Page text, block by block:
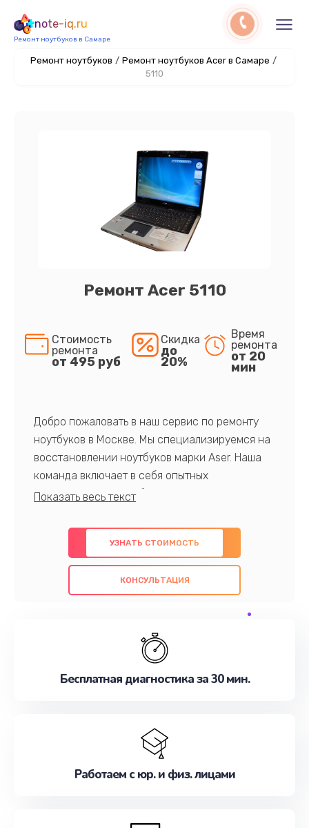
note-iq.ru
Ремонт ноутбуков в Самаре
Ремонт ноутбуков / Ремонт ноутбуков Acer в Самаре /
5110
Ремонт Acer 5110
Стоимость
ремонта
от 495 руб
Скидка
до
20%
Время
ремонта
от 20
мин
Добро пожаловать в наш сервис по ремонту
ноутбуков в Москве. Мы специализируемся на
восстановлении ноутбуков марки Aser. Наша
команда включает в себя опытных
профессионалов с обширными знаниями и
предлагаем быстрый и качественный ремонт с
использованием оригинальных компонентов, а
также гарантируем качество всех
проведенных работ. Наша цель - предоставить
обслуживание, удовлетворяя их потребности
наилучшим образом. Не медлите записаться на
УЗНАТЬ СТОИМОСТЬ
КОНСУЛЬТАЦИЯ
Бесплатная диагностика за 30 мин.
Работаем с юр. и физ. лицами